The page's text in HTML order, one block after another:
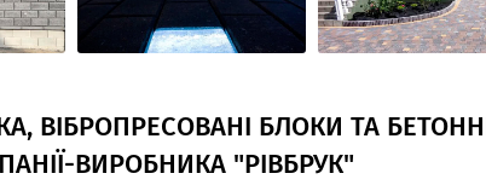
ВІБРОПРЕСОВАНІ БЛОКИ ТА
ВИРОБНИКА "РІВБРУК"